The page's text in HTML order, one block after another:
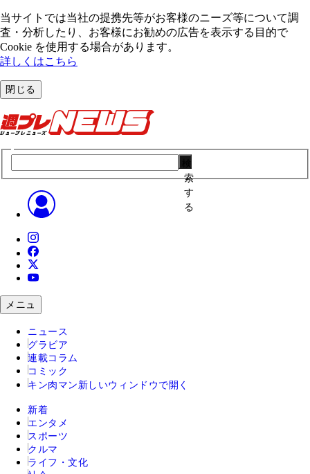
当サイトでは当社の提携先等がお客様のニーズ等について調
査・分析したり、お客様にお勧めの広告を表⽰する⽬的で
Cookie を使⽤する場合があります。
詳しくはこちら
閉じる
索
す
る
メニュ
ニュース
グラビア
連載コラム
コミック
キン肉マン 新しいウィンドウで開く
新着
エンタメ
スポーツ
クルマ
ライフ・文化